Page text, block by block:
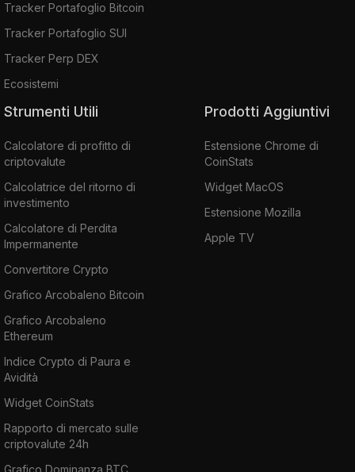
Tracker Portafoglio Bitcoin
Tracker Portafoglio SUI
Tracker Perp DEX
Ecosistemi
Strumenti Utili
Calcolatore di profitto di
criptovalute
Calcolatrice del ritorno di
investimento
Calcolatore di Perdita
Impermanente
Convertitore Crypto
Grafico Arcobaleno Bitcoin
Grafico Arcobaleno
Ethereum
Indice Crypto di Paura e
Avidità
Widget CoinStats
Rapporto di mercato sulle
criptovalute 24h
Grafico Dominanza BTC
Prodotti Aggiuntivi
Estensione Chrome di
CoinStats
Widget MacOS
Estensione Mozilla
Apple TV